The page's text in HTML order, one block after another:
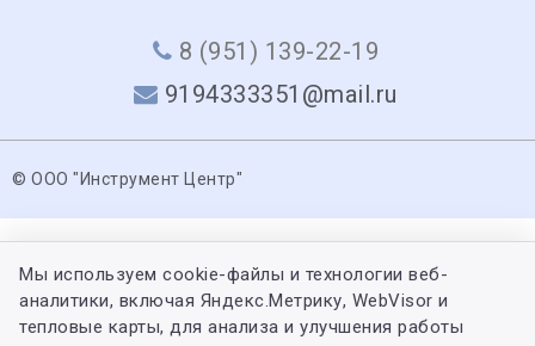
8 (951) 139-22-19
9194333351@mail.ru
© ООО "Инструмент Центр"
Мы используем cookie-файлы и технологии веб-
аналитики, включая Яндекс.Метрику, WebVisor и
тепловые карты, для анализа и улучшения работы